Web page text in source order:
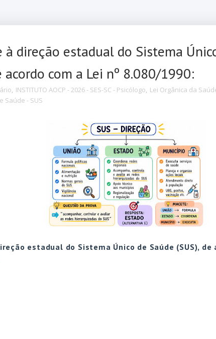
à direção estadual do Sistema
acordo com a Lei nº 8.080/1990:
, INSTITUTO AOCP - 2026 - SES-SC - Psicólogo, Lei Orgânica da
Saúde - SUS
estadual do Sistema Único de Saúde (SUS), de